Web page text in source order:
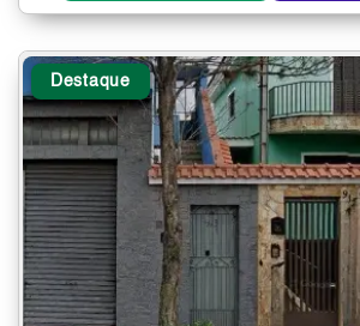
Destaque